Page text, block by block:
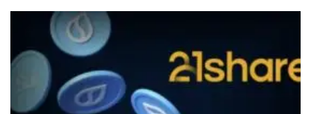
tập thể do Burwick Law đại diện, cáo buộc các công